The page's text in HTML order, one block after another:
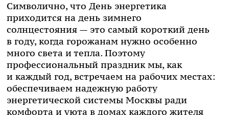
Символично, что День энергетика
приходится на день зимнего
солнцестояния — это самый короткий день
в году, когда горожанам нужно особенно
много света и тепла. Поэтому
профессиональный праздник мы, как
и каждый год, встречаем на рабочих местах:
обеспечиваем надежную работу
энергетической системы Москвы ради
комфорта и уюта в домах каждого жителя